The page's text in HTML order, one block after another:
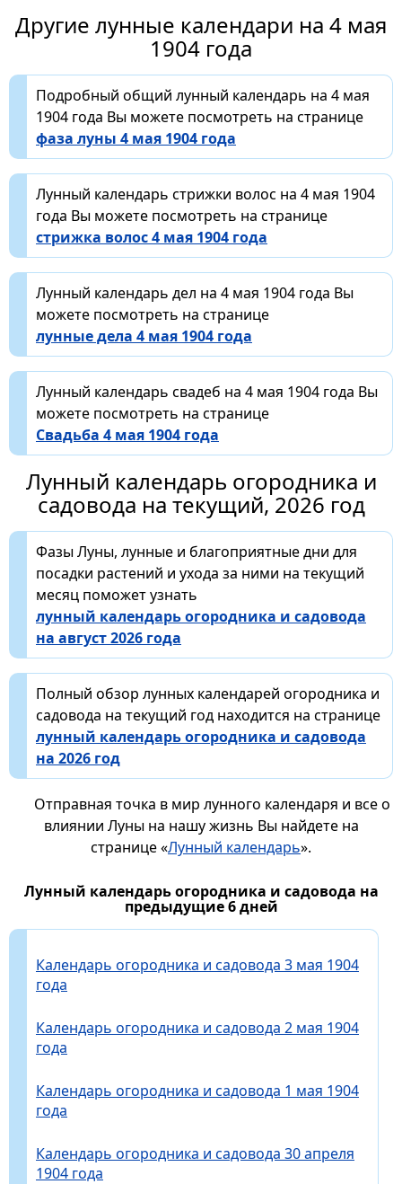
Другие лунные календари на 4 мая
1904 года
Подробный общий лунный календарь на 4 мая
1904 года Вы можете посмотреть на странице
фаза луны 4 мая 1904 года
Лунный календарь стрижки волос на 4 мая 1904
года Вы можете посмотреть на странице
стрижка волос 4 мая 1904 года
Лунный календарь дел на 4 мая 1904 года Вы
можете посмотреть на странице
лунные дела 4 мая 1904 года
Лунный календарь свадеб на 4 мая 1904 года Вы
можете посмотреть на странице
Свадьба 4 мая 1904 года
Лунный календарь огородника и
садовода на текущий, 2026 год
Фазы Луны, лунные и благоприятные дни для
посадки растений и ухода за ними на текущий
месяц поможет узнать
лунный календарь огородника и садовода
на август 2026 года
Полный обзор лунных календарей огородника и
садовода на текущий год находится на странице
лунный календарь огородника и садовода
на 2026 год
Отправная точка в мир лунного календаря и все о
влиянии Луны на нашу жизнь Вы найдете на
странице «Лунный календарь».
Лунный календарь огородника и садовода на
предыдущие 6 дней
Календарь огородника и садовода 3 мая 1904
года
Календарь огородника и садовода 2 мая 1904
года
Календарь огородника и садовода 1 мая 1904
года
Календарь огородника и садовода 30 апреля
1904 года